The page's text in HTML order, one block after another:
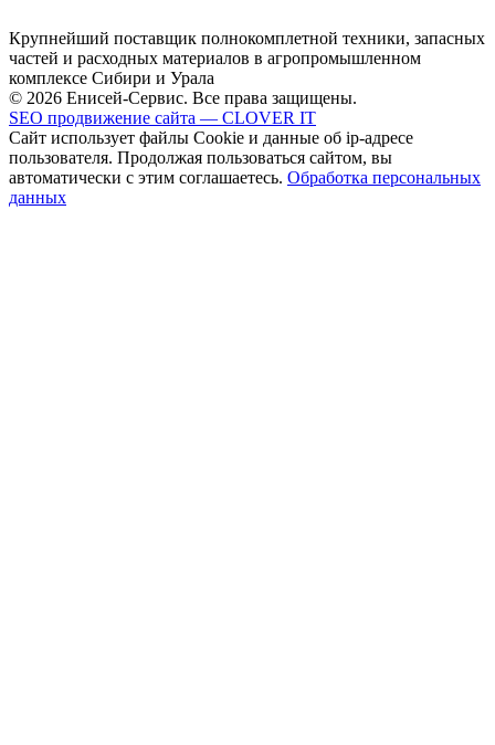
Крупнейший поставщик полнокомплетной техники, запасных
частей и расходных материалов в агропромышленном
комплексе Сибири и Урала
© 2026 Енисей-Сервис. Все права защищены.
SEO продвижение сайта — CLOVER IT
Сайт использует файлы Cookie и данные об ip-адресе
пользователя. Продолжая пользоваться сайтом, вы
автоматически с этим соглашаетесь. Обработка персональных
данных